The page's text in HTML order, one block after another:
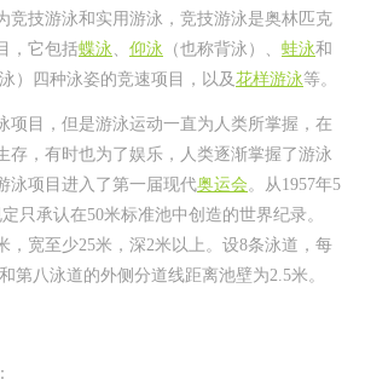
竞技游泳和实用游泳，竞技游泳是奥林匹克
，它包括蝶泳、 仰泳 （也称背泳）、 蛙泳和
）四种泳姿的竞速项目，以及 花样游泳等。
项目，但是游泳运动一直为人类所掌握，在
存，有时也为了娱乐，人类逐渐掌握了游泳
泳项目进入了第一届现代奥运会。从1957年5
只承认在50米标准池中创造的世界纪录。
，宽至少25米，深2米以上。设8条泳道，每
第八泳道的外侧分道线距离池壁为2.5米。